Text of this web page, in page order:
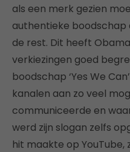
als een merk gezien
authentieke boodschap
de rest. Dit heeft
verkiezingen goed
boodschap ‘Yes We
kanalen aan zo veel
communiceerde en
werd zijn slogan zelfs
hit maakte op